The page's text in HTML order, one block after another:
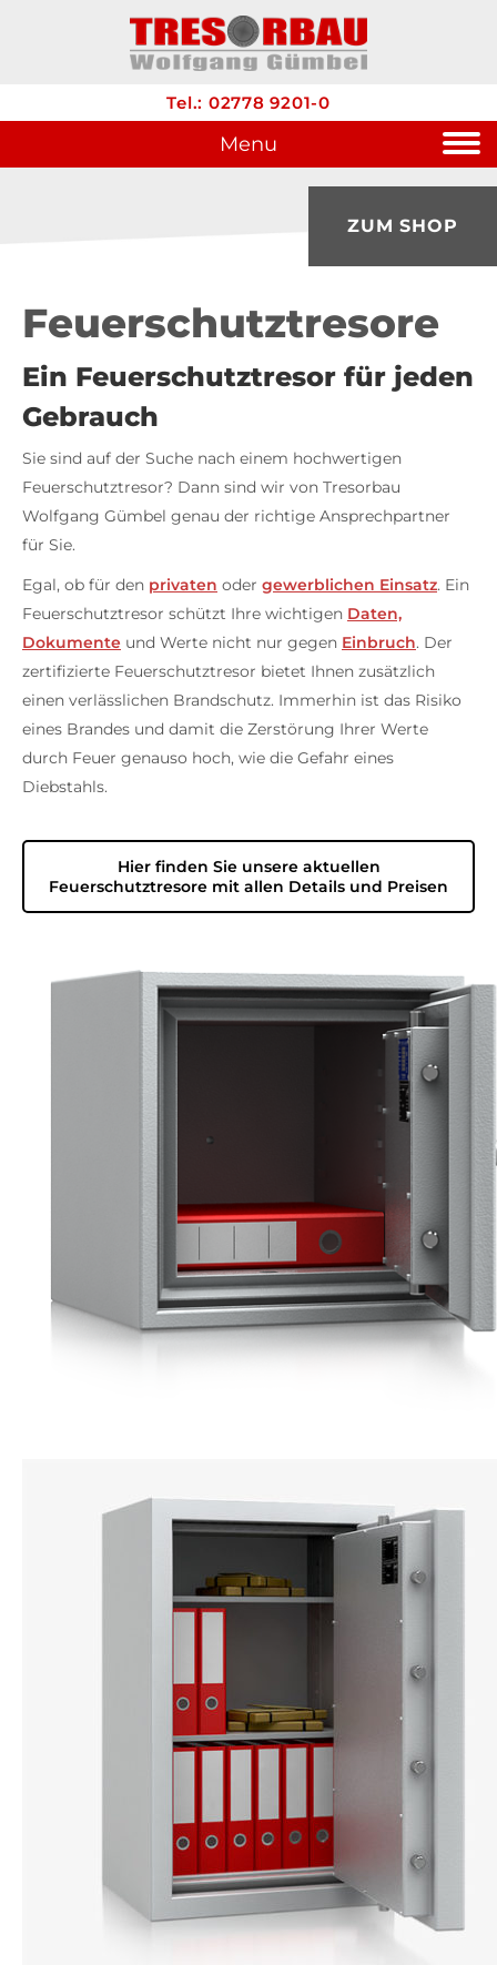
ZUM SHOP
Tel.: 02778 9201-0
Menu
Feuerschutz­tresore
Ein Feuerschutztresor für jeden
Gebrauch
Sie sind auf der Suche nach einem hochwertigen
Feuerschutztresor? Dann sind wir von Tresorbau
Wolfgang Gümbel genau der richtige Ansprechpartner
für Sie.
Egal, ob für den privaten oder gewerblichen Einsatz. Ein
Feuerschutztresor schützt Ihre wichtigen Daten,
Dokumente und Werte nicht nur gegen Einbruch. Der
zertifizierte Feuerschutztresor bietet Ihnen zusätzlich
einen verlässlichen Brandschutz. Immerhin ist das Risiko
eines Brandes und damit die Zerstörung Ihrer Werte
durch Feuer genauso hoch, wie die Gefahr eines
Diebstahls.
Hier finden Sie unsere aktuellen
Feuerschutztresore mit allen Details und Preisen